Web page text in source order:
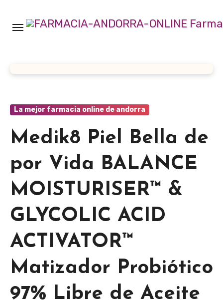
contenido
La mejor farmacia online de andorra
Medik8 Piel Bella de
por Vida BALANCE
MOISTURISER™ &
GLYCOLIC ACID
ACTIVATOR™
Matizador Probiótico
97% Libre de Aceite